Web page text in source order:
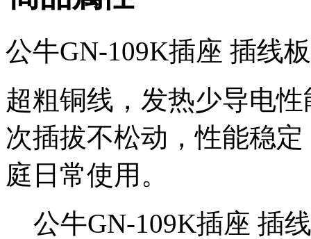
公牛GN-109K插座 插线
超粗铜线，发热少导电
次插拔不松动，性能稳
庭日常使用。
公牛GN-109K插座 插